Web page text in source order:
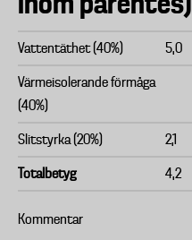
Vattentäthet (40%) 5,0
Värmeisolerande förmåga
(40%)
Slitstyrka (20%) 2,1
Totalbetyg 4,2
Kommentar